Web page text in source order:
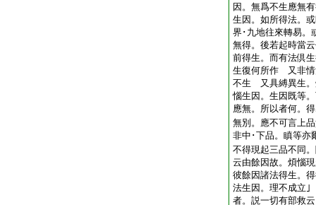
因。無爲不生應無
生因。如所得法。
界･九地往來轉易。
無得。後若起時當
前得生。而有法倶
生復何所作 又非情
不生 又具縛異生。
惱生因。生因既等
應無。所以者何。
無別。應不可言上
非中･下品。瞋等
不得現起三品不同
云由餘因故。煩惱
彼餘因諸法得生。
法生因。理不成
者。説一切有部救